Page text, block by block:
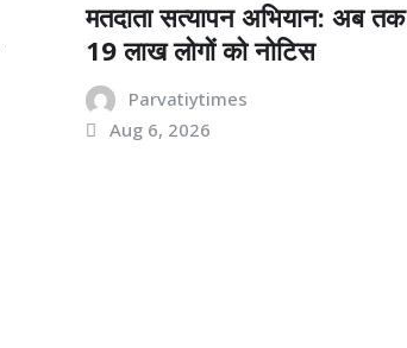
मतदाता सत्यापन अभियान: अब तक
19 लाख लोगों को नोटिस
Parvatiytimes
Aug 6, 2026